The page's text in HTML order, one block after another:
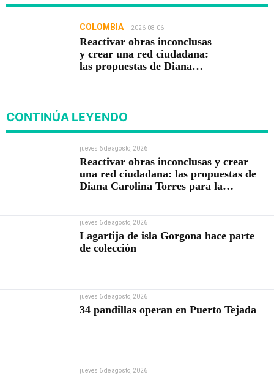
COLOMBIA 2026-08-06
Reactivar obras inconclusas
y crear una red ciudadana:
las propuestas de Diana
CONTINÚA LEYENDO
jueves 6 de agosto, 2026
Reactivar obras inconclusas y crear
una red ciudadana: las propuestas de
Diana Carolina Torres para la
jueves 6 de agosto, 2026
Lagartija de isla Gorgona hace parte
de colección
jueves 6 de agosto, 2026
34 pandillas operan en Puerto Tejada
jueves 6 de agosto, 2026